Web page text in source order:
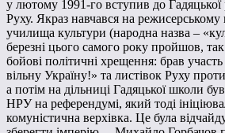
у лютому 1991-го вступив до Гадяцької
Руху. Якраз навчався на режисерському
училища культури (народна назва –
березні цього самого року пройшов,
бойові політичні хрещення: брав
вільну Україну!» та листівок Руху
а потім на дільниці Гадяцької школи
НРУ на референдумі, який тоді
комуністична верхівка. Це була